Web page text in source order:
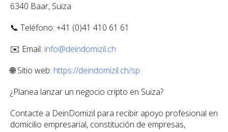
6340 Baar, Suiza
📞 Teléfono: +41 (0)41 410 61 61
✉️ Email: info@deindomizil.ch
🌐 Sitio web: https://deindomizil.ch/sp
¿Planea lanzar un negocio cripto en Suiza?
Contacte a DeinDomizil para recibir apoyo profesional en
domicilio empresarial, constitución de empresas,